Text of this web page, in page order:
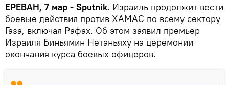
ЕРЕВАН, 7 мар - Sputnik. Израиль продолжит вести
боевые действия против ХАМАС по всему сектору
Газа, включая Рафах. Об этом заявил премьер
Израиля Биньямин Нетаньяху на церемонии
окончания курса боевых офицеров.